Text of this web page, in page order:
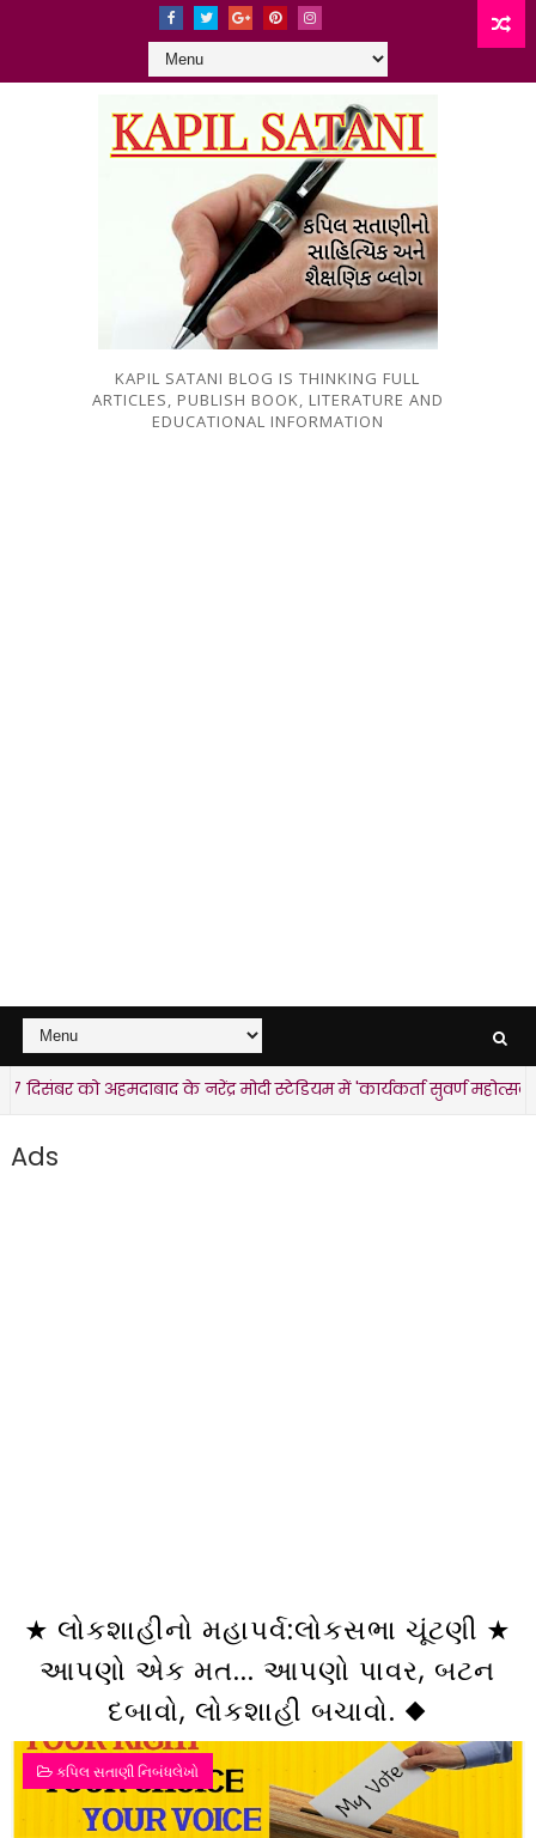
KAPIL SATANI BLOG IS THINKING FULL
ARTICLES, PUBLISH BOOK, LITERATURE AND
EDUCATIONAL INFORMATION
को अहमदाबाद के नरेंद्र मोदी स्टेडियम में 'कार्यकर्ता सुवर्ण महोत्सव'
Ads
★ લોકશાહીનો મહાપર્વ:લોકસભા ચૂંટણી ★
આપણો એક મત... આપણો પાવર, બટન
દબાવો, લોકશાહી બચાવો. ◆
કપિલ સતાણી નિબંધલેખો